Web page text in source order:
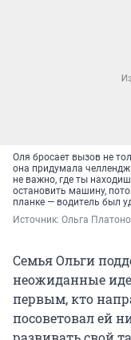
Оля бросает вызов не
она придумала
не важно, где ты
остановить машину,
планке — водитель был
Источник: Ольга
Семья Ольги
неожиданные
первым, кто
посоветовал ей